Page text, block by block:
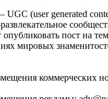
– UGC (user generated
пост на
мировых
коммерческих